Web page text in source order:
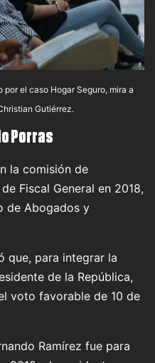
el caso Hogar Seguro, mira a
Gutiérrez.
Porras
la comisión de
Fiscal General en 2018,
de Abogados y
que, para integrar la
de la República,
voto favorable de 10 de
Ramírez fue para